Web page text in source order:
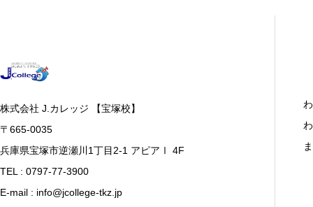
株式会社 J.カレッジ 【宝塚校】
〒665-0035
兵庫県宝塚市逆瀬川1丁目2-1 アピアⅠ 4F
TEL : 0797-77-3900
E-mail : info@jcollege-tkz.jp